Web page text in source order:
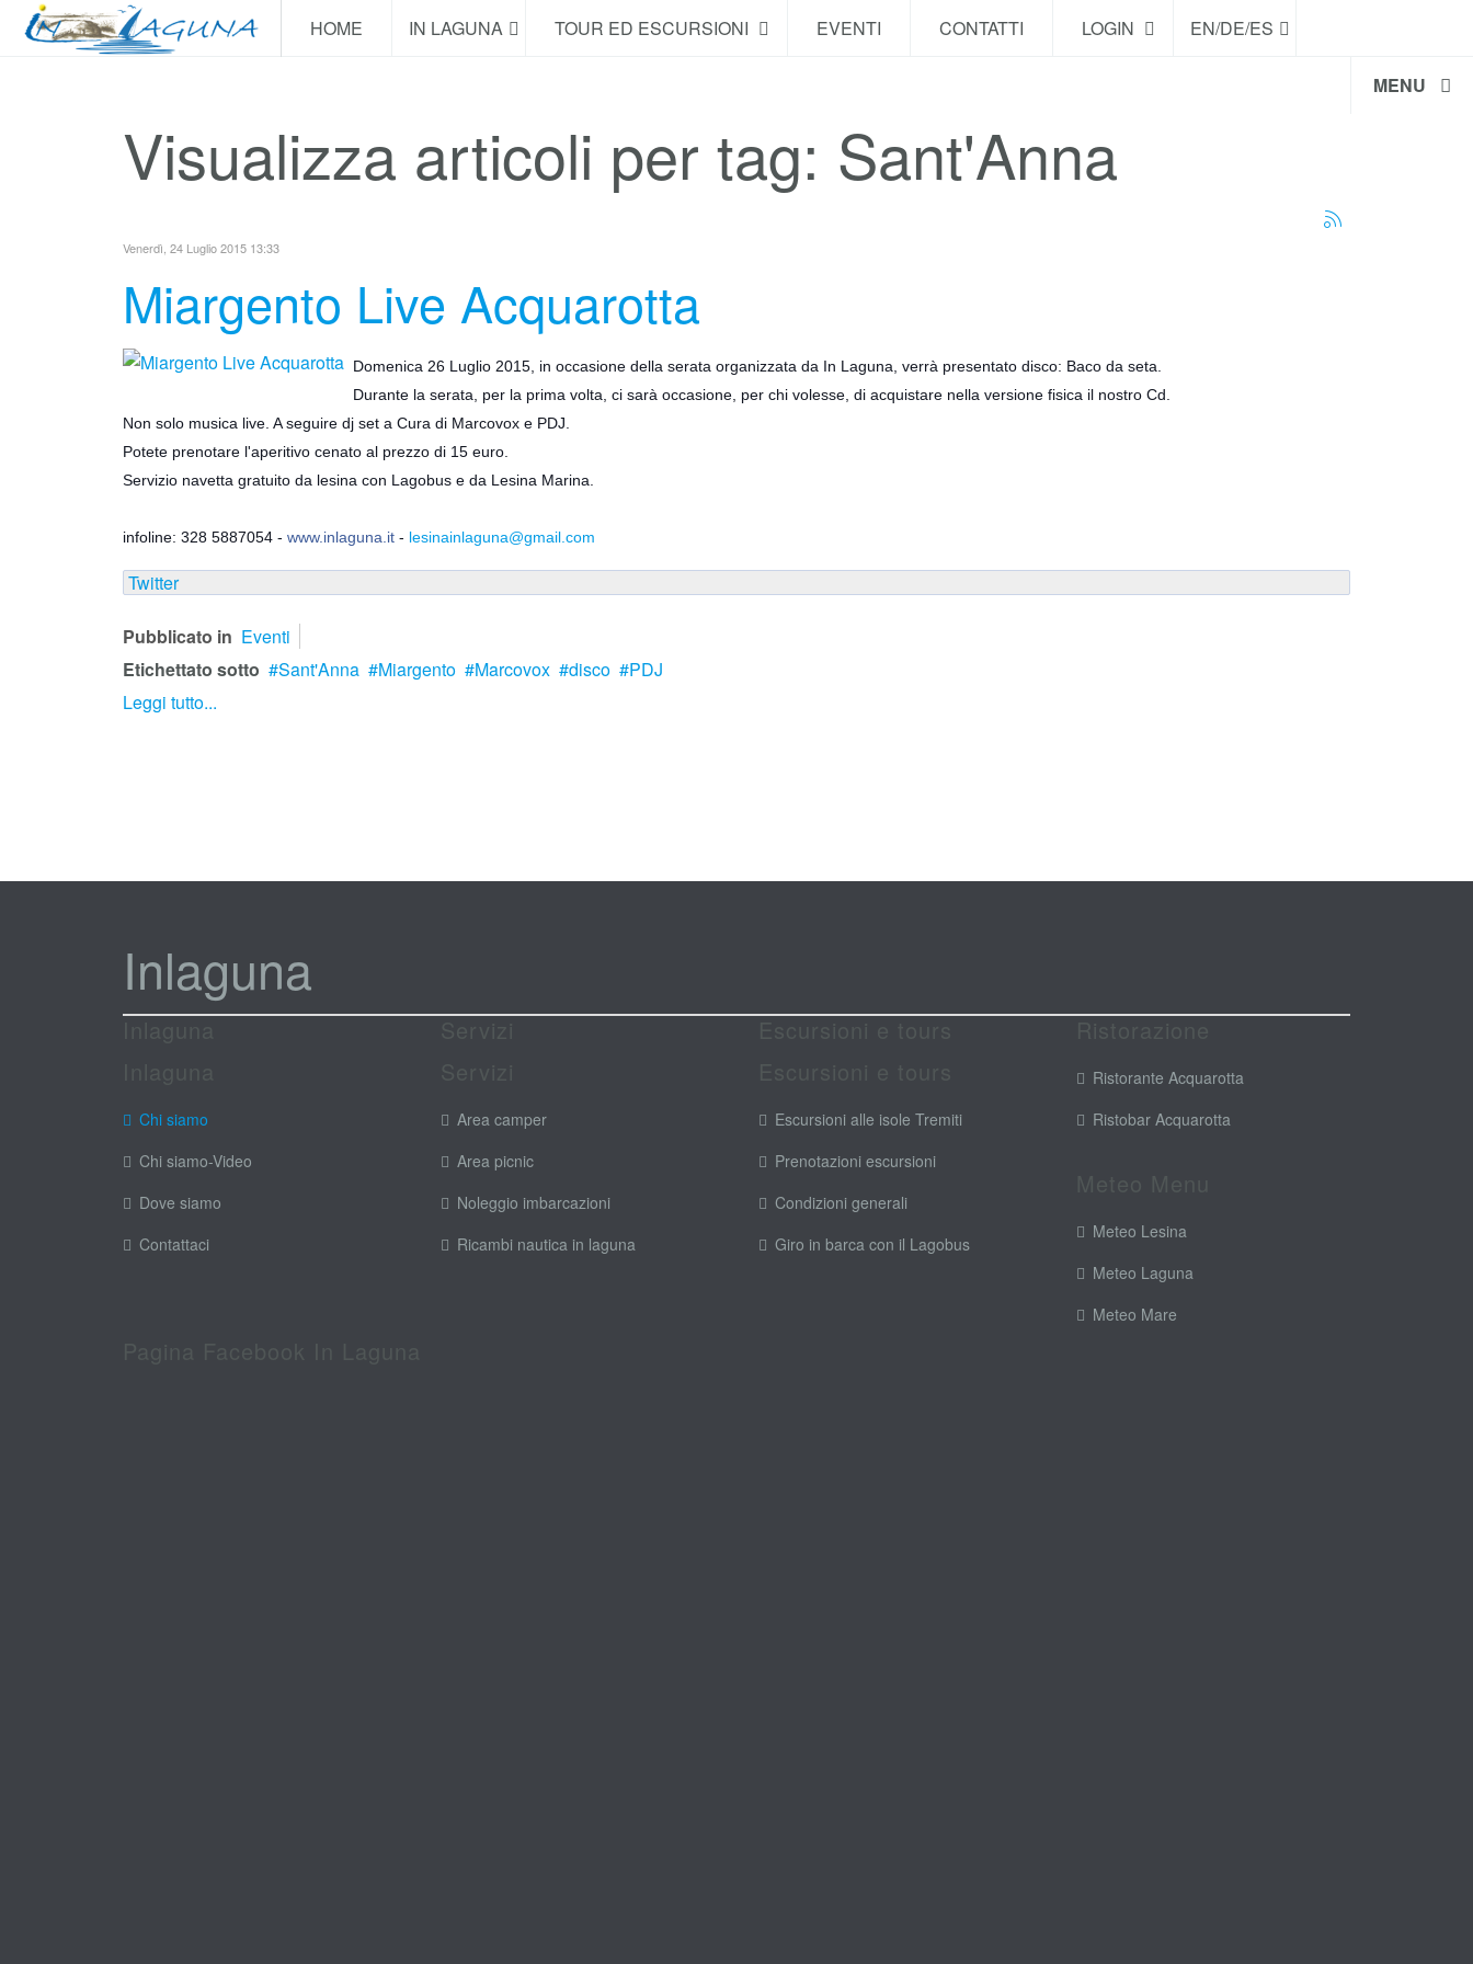
HOME IN LAGUNA TOUR ED ESCURSIONI EVENTI CONTATTI LOGIN EN/DE/ES
MENU
Visualizza articoli per tag: Sant'Anna
Venerdì, 24 Luglio 2015 13:33
Miargento Live Acquarotta
Domenica 26 Luglio 2015, in occasione della serata organizzata da In Laguna, verrà presentato disco: Baco da seta.
Durante la serata, per la prima volta, ci sarà occasione, per chi volesse, di acquistare nella versione fisica il nostro Cd.
Non solo musica live. A seguire dj set a Cura di Marcovox e PDJ.
Potete prenotare l'aperitivo cenato al prezzo di 15 euro.
Servizio navetta gratuito da lesina con Lagobus e da Lesina Marina.
infoline: 328 5887054 - www.inlaguna.it - lesinainlaguna@gmail.com
Twitter
Pubblicato in Eventi
Etichettato sotto
Sant'Anna Miargento Marcovox disco
PDJ
Leggi tutto...
Inlaguna
Chi siamo
Chi siamo-Video
Dove siamo
Contattaci
Area camper
Area picnic
Noleggio imbarcazioni
Ricambi nautica in laguna
Escursioni alle isole Tremiti
Prenotazioni escursioni
Condizioni generali
Giro in barca con il Lagobus
Ristorante Acquarotta
Ristobar Acquarotta
Meteo Lesina
Meteo Laguna
Meteo Mare